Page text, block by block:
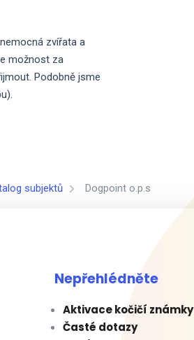
zvířata a
možnost za
Podobně jsme
subjektů Dogpoint o.p.s
Nepřehlédněte
Aktivace kočičí známky
Časté dotazy